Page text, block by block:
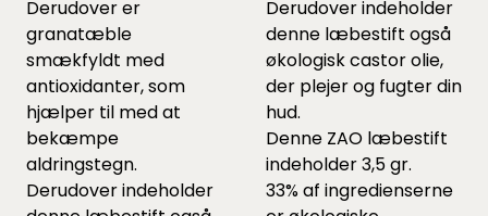
Derudover er
granatæble
smækfyldt med
antioxidanter, som
hjælper til med at
bekæmpe
aldringstegn.
Derudover indeholder
Derudover indeholder
denne læbestift også
økologisk castor olie,
der plejer og fugter din
hud.
Denne ZAO læbestift
indeholder 3,5 gr.
33% af ingredienserne